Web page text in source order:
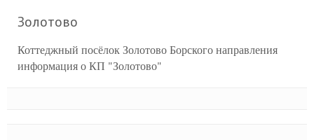
Золотово
Коттеджный посёлок Золотово Борского направления
информация о КП "Золотово"